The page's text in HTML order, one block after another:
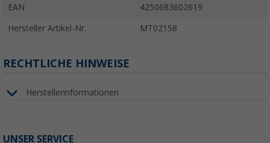
EAN 4250683602619
Hersteller Artikel-Nr. MT02158
RECHTLICHE HINWEISE
Herstellerinformationen
UNSER SERVICE